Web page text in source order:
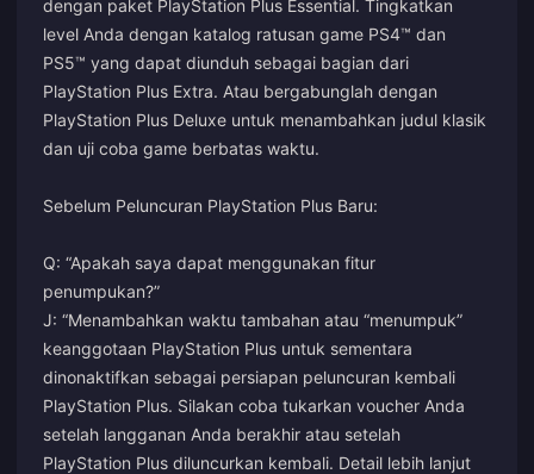
dengan paket PlayStation Plus Essential. Tingkatkan
level Anda dengan katalog ratusan game PS4™ dan
PS5™ yang dapat diunduh sebagai bagian dari
PlayStation Plus Extra. Atau bergabunglah dengan
PlayStation Plus Deluxe untuk menambahkan judul klasik
dan uji coba game berbatas waktu.
Sebelum Peluncuran PlayStation Plus Baru:
Q: “Apakah saya dapat menggunakan fitur
penumpukan?”
J: “Menambahkan waktu tambahan atau “menumpuk”
keanggotaan PlayStation Plus untuk sementara
dinonaktifkan sebagai persiapan peluncuran kembali
PlayStation Plus. Silakan coba tukarkan voucher Anda
setelah langganan Anda berakhir atau setelah
PlayStation Plus diluncurkan kembali. Detail lebih lanjut